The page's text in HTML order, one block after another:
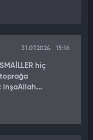
ile de sevinç
31.07.2024 15:16
hiç
inşaAllah...